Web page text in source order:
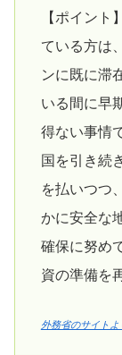
【ポイント
ている方は
ンに既に滞
いる間に早
得ない事情
国を引き続
を払いつつ
かに安全な
確保に努め
資の準備を
外務省のサイトよ